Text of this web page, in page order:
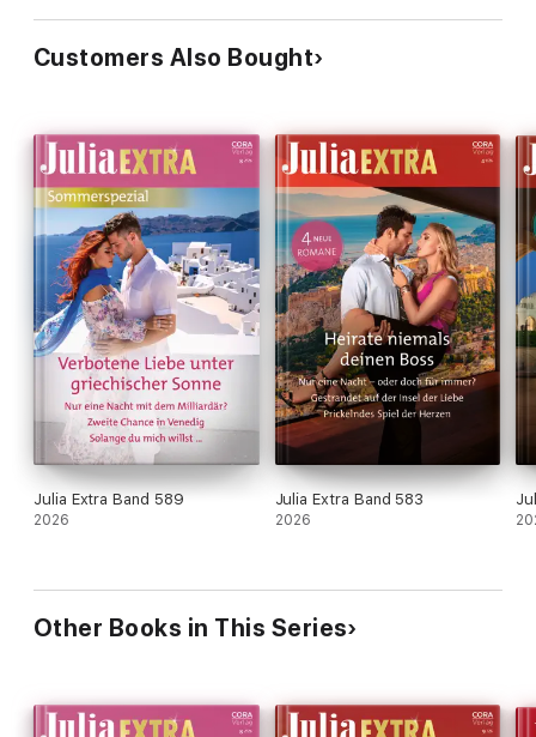
Customers Also Bought
Julia Extra Band 589
2026
Julia Extra Band 583
2026
Other Books in This Series